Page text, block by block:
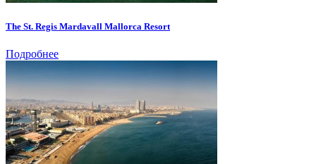
The St. Regis Mardavall Mallorca Resort
Подробнее